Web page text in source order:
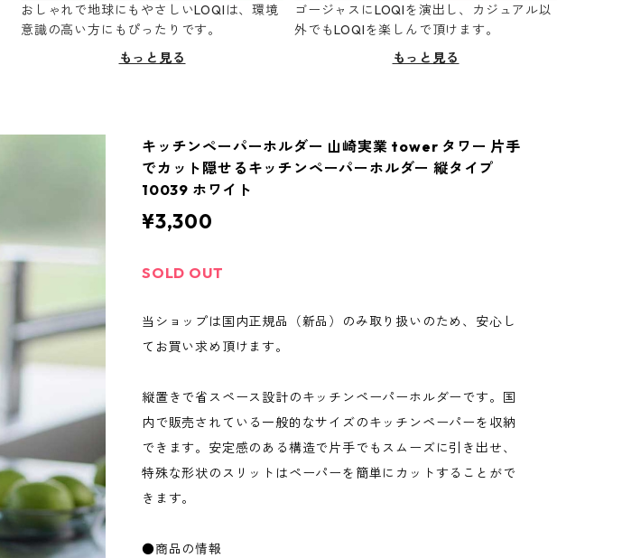
おしゃれで地球にもやさしいLOQIは、環境
意識の高い方にもぴったりです。
もっと見る
ゴージャスにLOQIを演出し、カジュアル以
外でもLOQIを楽しんで頂けます。
もっと見る
キッチンペーパーホルダー 山崎実業 tower タワー 片手
でカット隠せるキッチンペーパーホルダー 縦タイプ
10039 ホワイト
¥3,300
SOLD OUT
当ショップは国内正規品（新品）のみ取り扱いのため、安心し
てお買い求め頂けます。
縦置きで省スペース設計のキッチンペーパーホルダーです。国
内で販売されている一般的なサイズのキッチンペーパーを収納
できます。安定感のある構造で片手でもスムーズに引き出せ、
特殊な形状のスリットはペーパーを簡単にカットすることがで
きます。
●商品の情報